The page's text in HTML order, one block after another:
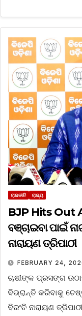
ରାଜନୀତି ରାଜ୍ୟ
BJP Hits Out
ବଞ୍ଚାଇବା ପାଇଁ
ନାରାୟଣ ତ୍ରିପାଠୀ
FEBRUARY 24,
ଚାଷୀଙ୍କ ପ୍ରସଙ୍ଗ
ବିଭ୍ରାନ୍ତି କରିବାକୁ
ବିରଂଚି ନାରାୟଣ